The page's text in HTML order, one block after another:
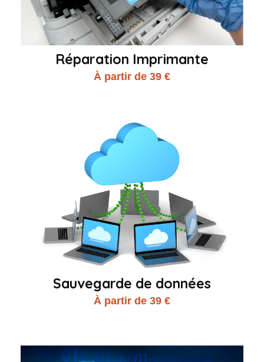
Réparation Imprimante
À partir de 39 €
Sauvegarde de données
À partir de 39 €